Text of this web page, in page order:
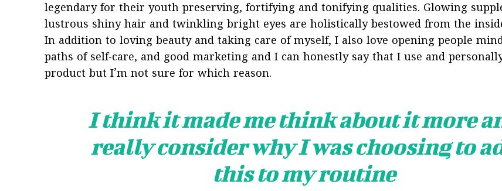
legendary for their youth preserving, fortifying and tonifying qualities. Glowing
lustrous shiny hair and twinkling bright eyes are holistically bestowed from the
In addition to loving beauty and taking care of myself, I also love opening people
paths of self-care, and good marketing and I can honestly say that I use and
product but I’m not sure for which reason.
I think it made me think about it more
really consider why I was choosing to
this to my routine